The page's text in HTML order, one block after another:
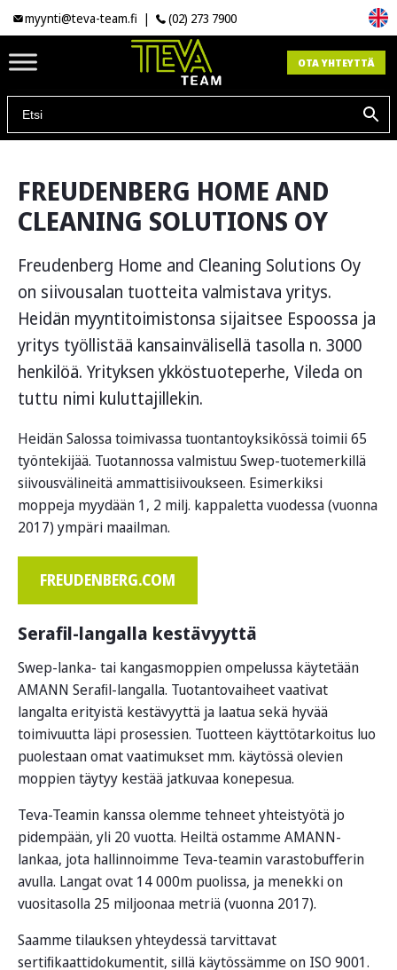
myynti@teva-team.fi | (02) 273 7900
OTA YHTEYTTÄ
FREUDENBERG HOME AND
CLEANING SOLUTIONS OY
Freudenberg Home and Cleaning Solutions Oy
on siivousalan tuotteita valmistava yritys.
Heidän myyntitoimistonsa sijaitsee Espoossa ja
yritys työllistää kansainvälisellä tasolla n. 3000
henkilöä. Yrityksen ykköstuoteperhe, Vileda on
tuttu nimi kuluttajillekin.
Heidän Salossa toimivassa tuontantoyksikössä toimii 65
työntekijää. Tuotannossa valmistuu Swep-tuotemerkillä
siivousvälineitä ammattisiivoukseen. Esimerkiksi
moppeja myydään 1, 2 milj. kappaletta vuodessa (vuonna
2017) ympäri maailman.
FREUDENBERG.COM
Serafil-langalla kestävyyttä
Swep-lanka- tai kangasmoppien ompelussa käytetään
AMANN Seraﬁl-langalla. Tuotantovaiheet vaativat
langalta erityistä kestävyyttä ja laatua sekä hyvää
toimivuutta läpi prosessien. Tuotteen käyttötarkoitus luo
puolestaan omat vaatimukset mm. käytössä olevien
moppien täytyy kestää jatkuvaa konepesua.
Teva-Teamin kanssa olemme tehneet yhteistyötä jo
pidempään, yli 20 vuotta. Heiltä ostamme AMANN-
lankaa, jota hallinnoimme Teva-teamin varastobuﬀerin
avulla. Langat ovat 14 000m puolissa, ja menekki on
vuositasolla 25 miljoonaa metriä (vuonna 2017).
Saamme tilauksen yhteydessä tarvittavat
sertiﬁkaattidokumentit, sillä käytössämme on ISO 9001.